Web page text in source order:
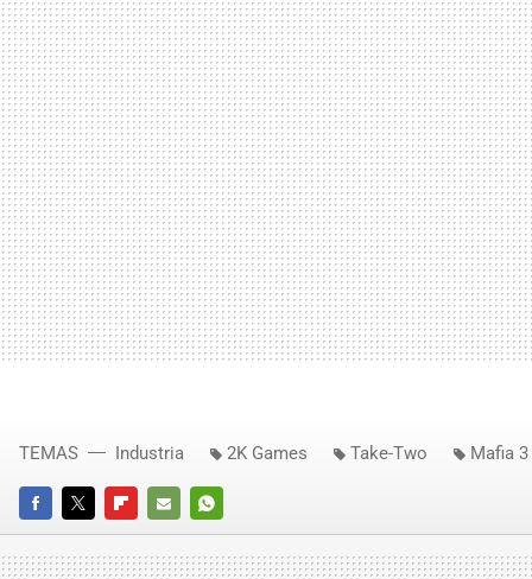
FACEBOOKTWITTERFLIPBOARD
E-
MAIL
WHATSAPP
TEMAS Industria 2K Games Take-Two Mafia 3